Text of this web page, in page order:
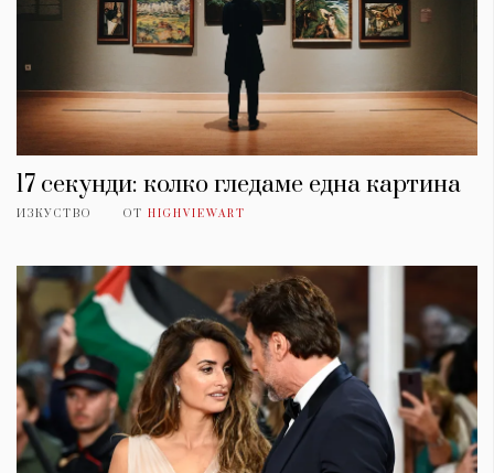
17 секунди: колко гледаме една картина
ИЗКУСТВО ОТ HIGHVIEWART